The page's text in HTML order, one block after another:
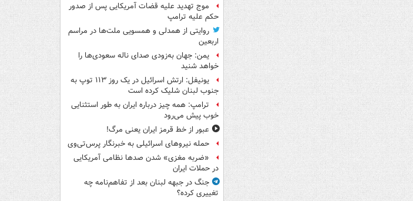
موج تهدید علیه قضات آمریکایی پس از صدور
حکم علیه ترامپ
روایتی از همدلی و همسویی ملت‌ها در مراسم
اربعین
یمن: جهان به‌زودی صدای ناله سعودی‌ها را
خواهد شنید
یونیفل: ارتش اسرائیل در یک روز ۱۱۳ توپ به
جنوب لبنان شلیک کرده است
ترامپ: همه چیز درباره ایران به طور استثنایی
خوب پیش می‌رود
عبور از خط قرمز ایران یعنی مرگ!
حمله نیروهای اسرائیلی به خبرنگار پرس‌تی‌وی
«ضربه مغزی» شدن صدها نظامی آمریکایی
در حملات ایران
جنگ در جبهه لبنان بعد از تفاهم‌نامه چه
تغییری کرده؟